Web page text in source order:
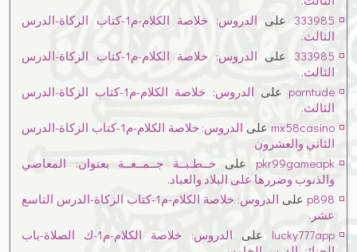
333985 على
الدروس: خلاصة الكلام-م1-كتاب الزكاة-الدرس
الثالث.
333985 على
الدروس: خلاصة الكلام-م1-كتاب الزكاة-الدرس
الثالث.
porntude على
الدروس: خلاصة الكلام-م1-كتاب الزكاة-الدرس
الثالث.
mx58casino على
الدروس: خلاصة الكلام-م1-كتاب الزكاة-الدرس
الثاني والعشرون.
pkr99gameapk على خــطـبــة جــمــعــة بعنوان: المعاصي
والذنوب وضررها على البلاد والعباد.
p898 على
الدروس: خلاصة الكلام-م1-كتاب الزكاة-الدرس التاسع
عشر.
lucky777app على
الدروس: خلاصة الكلام-م1-ك الصلاة-باب